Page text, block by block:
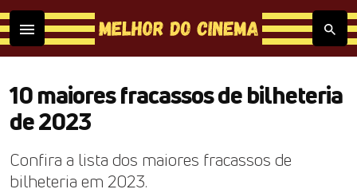
10 maiores fracassos de bilheteria
de 2023
Confira a lista dos maiores fracassos de
bilheteria em 2023.